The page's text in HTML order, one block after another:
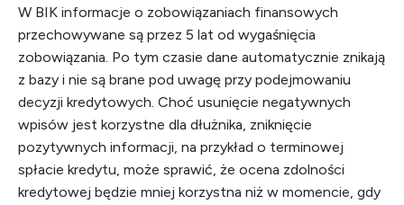
W BIK informacje o zobowiązaniach finansowych
przechowywane są przez 5 lat od wygaśnięcia
zobowiązania. Po tym czasie dane automatycznie znikają
z bazy i nie są brane pod uwagę przy podejmowaniu
decyzji kredytowych. Choć usunięcie negatywnych
wpisów jest korzystne dla dłużnika, zniknięcie
pozytywnych informacji, na przykład o terminowej
spłacie kredytu, może sprawić, że ocena zdolności
kredytowej będzie mniej korzystna niż w momencie, gdy